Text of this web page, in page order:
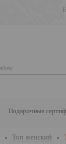
Подарочные
Топ женский